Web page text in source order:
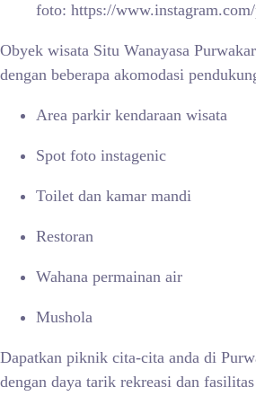
foto: https://
Obyek wisata Situ Wanayasa
dengan beberapa akomodasi
Area parkir kendaraan wisata
Spot foto instagenic
Toilet dan kamar mandi
Restoran
Wahana permainan air
Mushola
Dapatkan piknik cita-cita anda di
dengan daya tarik rekreasi dan